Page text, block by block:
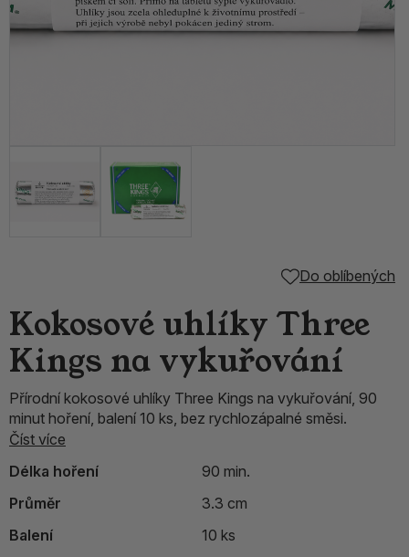
Do oblíbených
Kokosové uhlíky Three
Kings na vykuřování
Přírodní kokosové uhlíky Three Kings na vykuřování, 90
minut hoření, balení 10 ks, bez rychlozápalné směsi.
Číst více
Délka hoření
90 min.
Průměr
3.3 cm
Balení
10 ks